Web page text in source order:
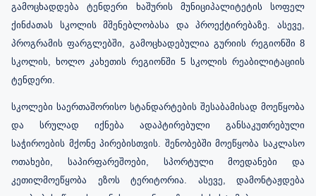
გამოცხადდება ტენდერი ხაშურის მუნიციპალიტეტის სოფელ
ქინძათას სკოლის მშენებლობასა და პროექტირებაზე. ასევე,
პროგრამის ფარგლებში, გამოცხადებულია გურიის რეგიონში 8
სკოლის, ხოლო კახეთის რეგიონში 5 სკოლის რეაბილიტაციის
ტენდერი.
სკოლები საერთაშორისო სტანდარტების შესაბამისად მოეწყობა
და სრულად იქნება ადაპტირებული განსაკუთრებული
საჭიროების მქონე პირებისთვის. შენობებში მოეწყობა საკლასო
ოთახები, საპირფარეშოები, სპორტული მოედანები და
კეთილმოეწყობა ეზოს ტერიტორია. ასევე, დამონტაჟდება